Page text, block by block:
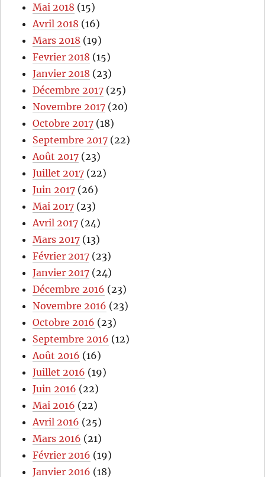
Mai 2018 (15)
Avril 2018 (16)
Mars 2018 (19)
Fevrier 2018 (15)
Janvier 2018 (23)
Décembre 2017 (25)
Novembre 2017 (20)
Octobre 2017 (18)
Septembre 2017 (22)
Août 2017 (23)
Juillet 2017 (22)
Juin 2017 (26)
Mai 2017 (23)
Avril 2017 (24)
Mars 2017 (13)
Février 2017 (23)
Janvier 2017 (24)
Décembre 2016 (23)
Novembre 2016 (23)
Octobre 2016 (23)
Septembre 2016 (12)
Août 2016 (16)
Juillet 2016 (19)
Juin 2016 (22)
Mai 2016 (22)
Avril 2016 (25)
Mars 2016 (21)
Février 2016 (19)
Janvier 2016 (18)